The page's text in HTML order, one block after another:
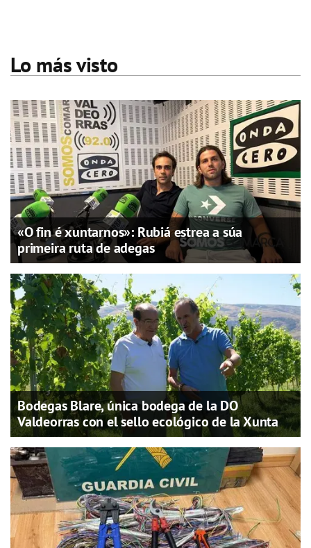
Lo más visto
«O fin é xuntarnos»: Rubiá estrea a súa
primeira ruta de adegas
Bodegas Blare, única bodega de la DO
Valdeorras con el sello ecológico de la Xunta